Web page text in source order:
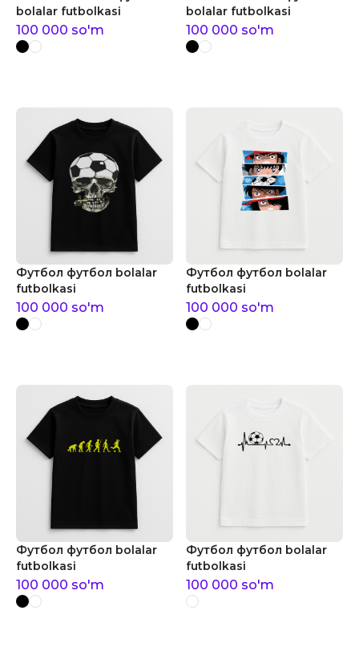
bolalar futbolkasi
100 000 so'm
bolalar futbolkasi
100 000 so'm
Футбол футбол bolalar
futbolkasi
100 000 so'm
Футбол футбол bolalar
futbolkasi
100 000 so'm
Футбол футбол bolalar
futbolkasi
100 000 so'm
Футбол футбол bolalar
futbolkasi
100 000 so'm